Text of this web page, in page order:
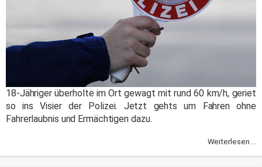
18-Jähriger überholte im Ort gewagt mit rund 60 km/h, geriet
so ins Visier der Polizei. Jetzt gehts um Fahren ohne
Fahrerlaubnis und Ermächtigen dazu.
Weiterlesen ...